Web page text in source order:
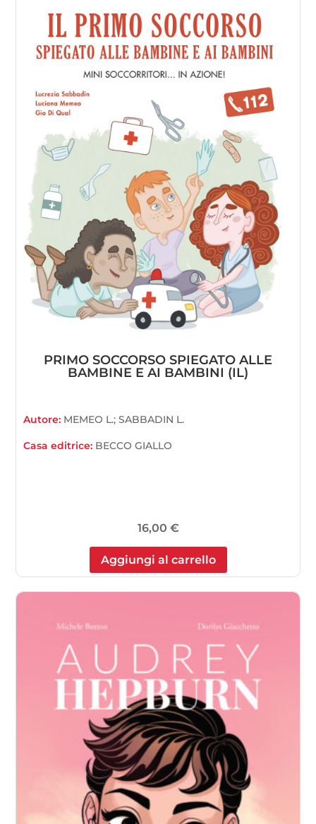
PRIMO SOCCORSO SPIEGATO ALLE
BAMBINE E AI BAMBINI (IL)
Autore: MEMEO L.; SABBADIN L.
Casa editrice: BECCO GIALLO
16,00 €
Aggiungi al carrello